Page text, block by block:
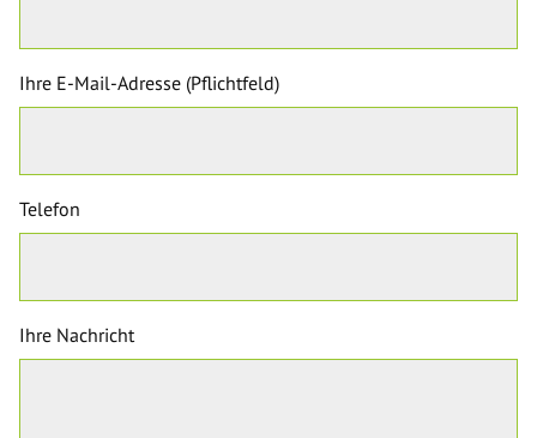
Ihre E-Mail-Adresse (Pflichtfeld)
Telefon
Ihre Nachricht